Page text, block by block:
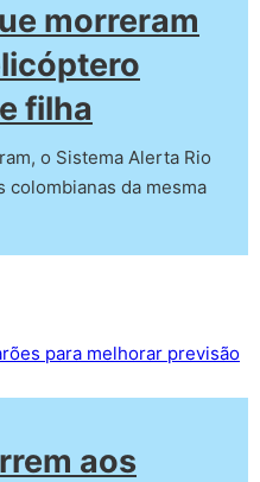
morreram
filha
o Sistema Alerta Rio
da mesma
aos